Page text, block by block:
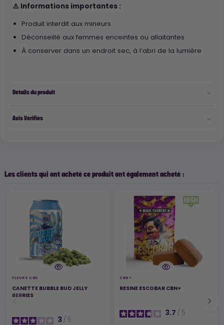
⚠️ Informations importantes :
Produit interdit aux mineurs
Déconseillé aux femmes enceintes ou allaitantes
À conserver dans un endroit sec, à l’abri de la lumière
Détails du produit
Avis Vérifiés
Les clients qui ont acheté ce produit ont également acheté :
FLEURS CBD
CANETTE BUBBLE BUD JELLY
BERRIES
3/ 5
CBN+
RESINE ESCOBAR CBN+
3.7 / 5